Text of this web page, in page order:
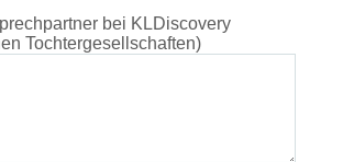
bei KLDiscovery
Tochtergesellschaften)